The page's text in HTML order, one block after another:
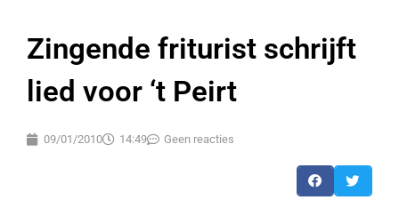
Zingende friturist schrijft
lied voor ‘t Peirt
09/01/2010 14:49 Geen reacties